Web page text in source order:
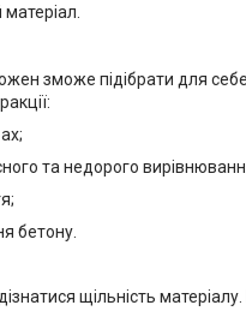
зможе підібрати для
та недорого
бетону.
щільність